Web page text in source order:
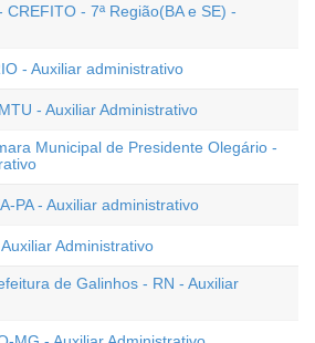
- 7ª Região(BA e SE) -
- Auxiliar administrativo
- Auxiliar Administrativo
Municipal de Presidente Olegário -
PA - Auxiliar administrativo
Administrativo
de Galinhos - RN - Auxiliar